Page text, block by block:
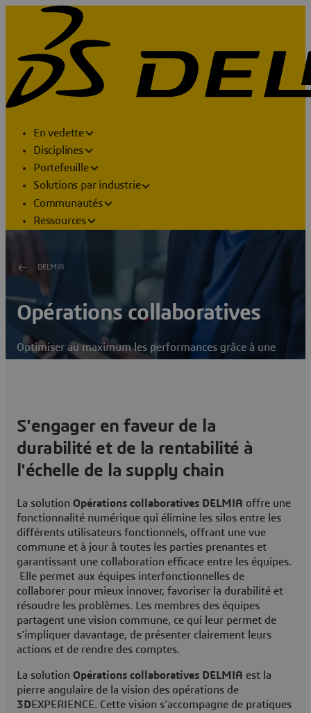
En vedette
Disciplines
Portefeuille
Solutions par industrie
Communautés
Ressources
DELMIA
Opérations collaboratives
Optimiser au maximum les performances grâce à une
vue commune
Lean Operations
S'engager en faveur de la
durabilité et de la rentabilité à
l'échelle de la supply chain
La solution Opérations collaboratives DELMIA offre une
fonctionnalité numérique qui élimine les silos entre les
différents utilisateurs fonctionnels, offrant une vue
commune et à jour à toutes les parties prenantes et
garantissant une collaboration efficace entre les équipes.
Elle permet aux équipes interfonctionnelles de
collaborer pour mieux innover, favoriser la durabilité et
résoudre les problèmes. Les membres des équipes
partagent une vision commune, ce qui leur permet de
s'impliquer davantage, de présenter clairement leurs
actions et de rendre des comptes.
La solution Opérations collaboratives DELMIA est la
pierre angulaire de la vision des opérations de
3DEXPERIENCE. Cette vision s'accompagne de pratiques